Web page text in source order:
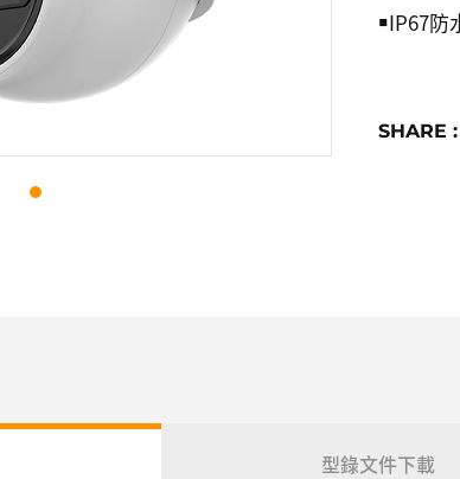
￭IP67防
SHARE :
型錄文件下載